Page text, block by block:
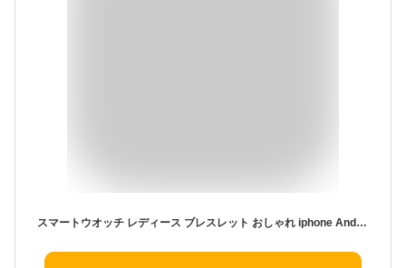
スマートウオッチ レディース ブレスレット おしゃれ iphone Android 対応 アラーム 着信通知 心拍 血圧 酸素 防水 多機能 健康管理 プレの通販はau PAY マーケット - SASA au PAY マーケット店｜商品ロットナンバー：583289293